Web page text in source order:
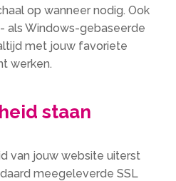
op wanneer nodig. Ook
als Windows-gebaseerde
met jouw favoriete
werken.
staan
van jouw website uiterst
meegeleverde SSL